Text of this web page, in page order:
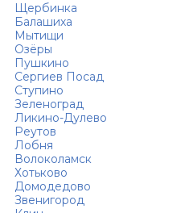
Щербинка
Балашиха
Мытищи
Озёры
Пушкино
Сергиев Посад
Ступино
Зеленоград
Ликино-Дулево
Реутов
Лобня
Волоколамск
Хотьково
Домодедово
Звенигород